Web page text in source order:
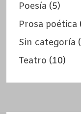
Poesía (5)
Prosa poética
Sin categoría
Teatro (10)